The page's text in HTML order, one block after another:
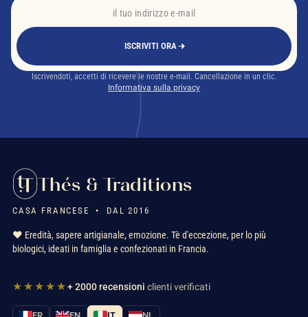
ISCRIVITI ORA
Iscrivendoti, accetti di ricevere le nostre e-mail. Cancellazione in un clic.
Informativa sulla privacy
Thés & Traditions
CASA FRANCESE • DAL 2016
❤️ Eredità, sapere artigianale, emozione. Tè d'eccezione, per lo più
biologici, ideati in famiglia e confezionati in Francia.
★★★★★+ 2000 recensioni clienti verificati